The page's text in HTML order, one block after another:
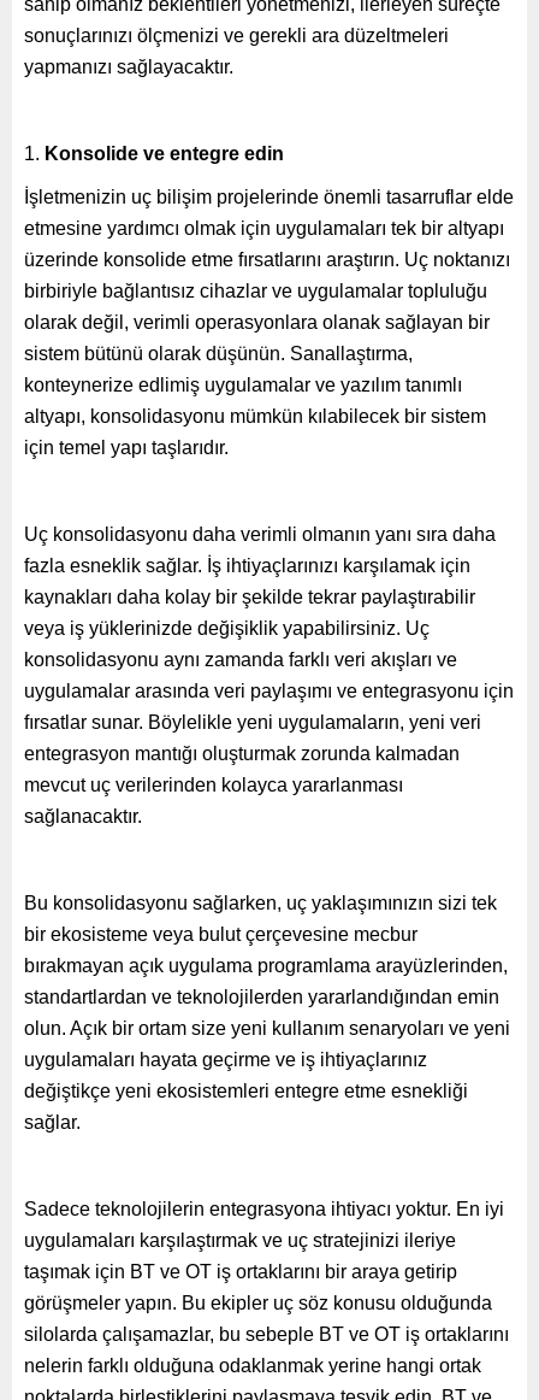
sonuçlarınızı ölçmenizi ve gerekli ara düzeltmeleri
yapmanızı sağlayacaktır.
Konsolide ve entegre edin
İşletmenizin uç bilişim projelerinde önemli tasarruflar elde
etmesine yardımcı olmak için uygulamaları tek bir altyapı
üzerinde konsolide etme fırsatlarını araştırın. Uç noktanızı
birbiriyle bağlantısız cihazlar ve uygulamalar topluluğu
olarak değil, verimli operasyonlara olanak sağlayan bir
sistem bütünü olarak düşünün. Sanallaştırma,
konteynerize edlimiş uygulamalar ve yazılım tanımlı
altyapı, konsolidasyonu mümkün kılabilecek bir sistem
için temel yapı taşlarıdır.
Uç konsolidasyonu daha verimli olmanın yanı sıra daha
fazla esneklik sağlar. İş ihtiyaçlarınızı karşılamak için
kaynakları daha kolay bir şekilde tekrar paylaştırabilir
veya iş yüklerinizde değişiklik yapabilirsiniz. Uç
konsolidasyonu aynı zamanda farklı veri akışları ve
uygulamalar arasında veri paylaşımı ve entegrasyonu için
fırsatlar sunar. Böylelikle yeni uygulamaların, yeni veri
entegrasyon mantığı oluşturmak zorunda kalmadan
mevcut uç verilerinden kolayca yararlanması
sağlanacaktır.
Bu konsolidasyonu sağlarken, uç yaklaşımınızın sizi tek
bir ekosisteme veya bulut çerçevesine mecbur
bırakmayan açık uygulama programlama arayüzlerinden,
standartlardan ve teknolojilerden yararlandığından emin
olun. Açık bir ortam size yeni kullanım senaryoları ve yeni
uygulamaları hayata geçirme ve iş ihtiyaçlarınız
değiştikçe yeni ekosistemleri entegre etme esnekliği
sağlar.
Sadece teknolojilerin entegrasyona ihtiyacı yoktur. En iyi
uygulamaları karşılaştırmak ve uç stratejinizi ileriye
taşımak için BT ve OT iş ortaklarını bir araya getirip
görüşmeler yapın. Bu ekipler uç söz konusu olduğunda
silolarda çalışamazlar, bu sebeple BT ve OT iş ortaklarını
nelerin farklı olduğuna odaklanmak yerine hangi ortak